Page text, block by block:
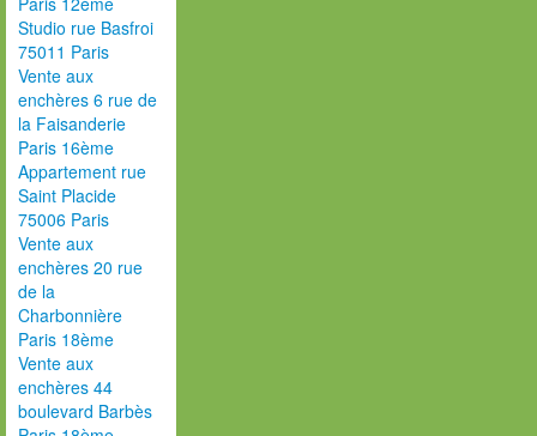
Studio rue Basfroi
75011 Paris
Vente aux
enchères 6 rue de
la Faisanderie
Paris 16ème
Appartement rue
Saint Placide
75006 Paris
Vente aux
enchères 20 rue
de la
Charbonnière
Paris 18ème
Vente aux
enchères 44
boulevard Barbès